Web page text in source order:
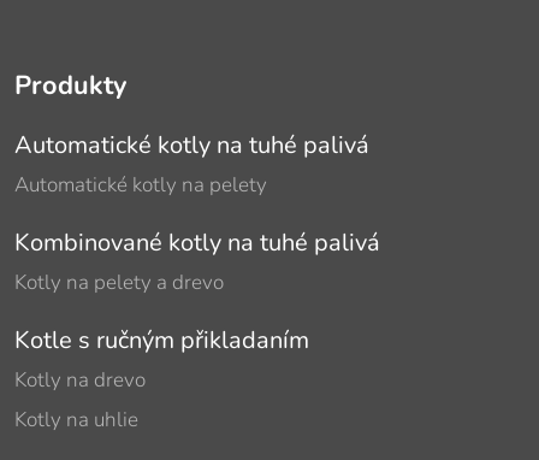
Produkty
Automatické kotly na tuhé palivá
Automatické kotly na pelety
Kombinované kotly na tuhé palivá
Kotly na pelety a drevo
Kotle s ručným přikladaním
Kotly na drevo
Kotly na uhlie